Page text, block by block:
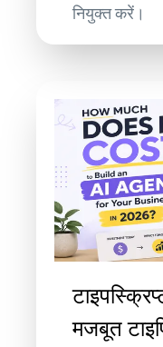
नियुक्त करें।
मजबूत